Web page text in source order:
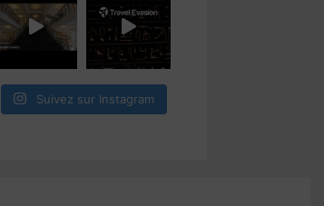
Suivez sur Instagram